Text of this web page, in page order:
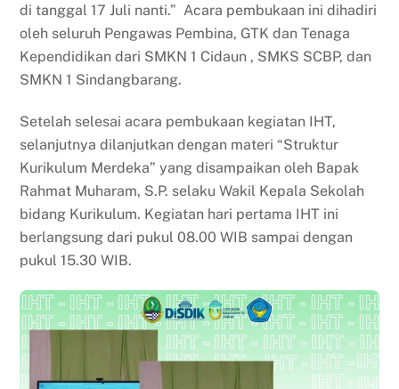
di tanggal 17 Juli nanti.” Acara pembukaan ini dihadiri
oleh seluruh Pengawas Pembina, GTK dan Tenaga
Kependidikan dari SMKN 1 Cidaun , SMKS SCBP, dan
SMKN 1 Sindangbarang.
Setelah selesai acara pembukaan kegiatan IHT,
selanjutnya dilanjutkan dengan materi “Struktur
Kurikulum Merdeka” yang disampaikan oleh Bapak
Rahmat Muharam, S.P. selaku Wakil Kepala Sekolah
bidang Kurikulum. Kegiatan hari pertama IHT ini
berlangsung dari pukul 08.00 WIB sampai dengan
pukul 15.30 WIB.